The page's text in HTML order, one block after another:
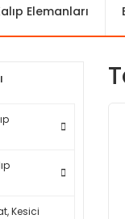
Elemanları
Kesici